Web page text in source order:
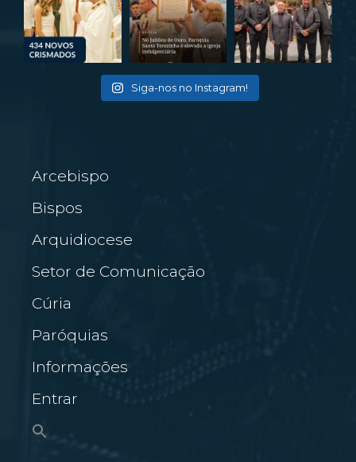
Siga-nos no Instagram!
Arcebispo
Bispos
Arquidiocese
Setor de Comunicação
Cúria
Paróquias
Informações
Entrar